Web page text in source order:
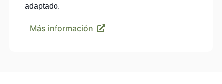
adaptado.
Más información